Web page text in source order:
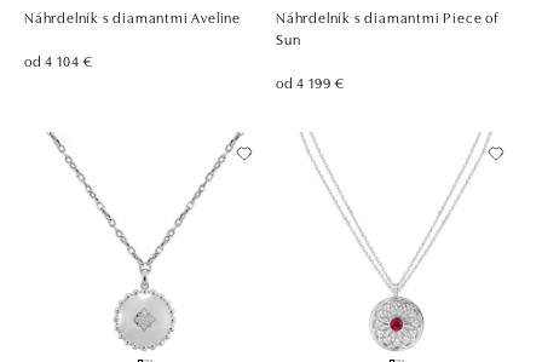
Náhrdelník s diamantmi Aveline
od 4 104 €
Náhrdelník s diamantmi Piece of
Sun
od 4 199 €